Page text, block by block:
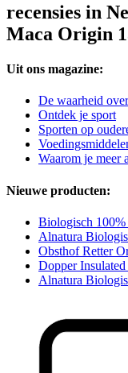
recensies in
Maca Origin
Uit ons magazine:
De waarheid
Ontdek je sport
Sporten op
Waarom je meer
Nieuwe producten:
Biologisch 100%
Alnatura
Obsthof Retter
Dopper
Alnatura